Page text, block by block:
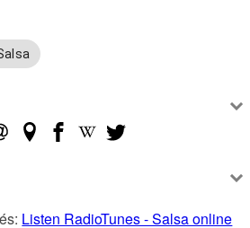
Listen RadioTunes - Salsa online